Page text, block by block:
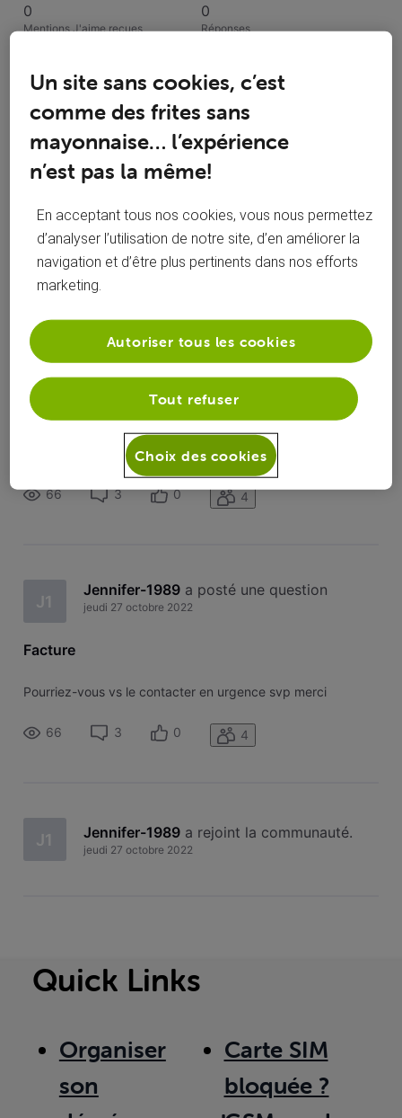
0
Mentions J'aime reçues
0
Réponses
Conversations suivies
1
Publications
0
Solutions acceptées
Toutesles activités
Selected
Toutesles
activités
Jennifer-1989 a suivi la publication de
Jennifer-1989
Pourriez-vous vs le contacter en urgence svp merci
66 3 0 4
J1
Jennifer-1989 a posté une question
jeudi 27 octobre 2022
Facture
Pourriez-vous vs le contacter en urgence svp merci
66 3 0 4
J1 Jennifer-1989 a rejoint la communauté.
jeudi 27 octobre 2022
Quick Links
Organiser
son
Carte SIM
bloquée ?
Un site sans cookies, c’est
comme des frites sans
mayonnaise… l’expérience
n’est pas la même!
En acceptant tous nos cookies, vous nous permettez
d’analyser l’utilisation de notre site, d’en améliorer la
navigation et d’être plus pertinents dans nos efforts
marketing.
Tout refuser
Autoriser tous les cookies
Choix des cookies